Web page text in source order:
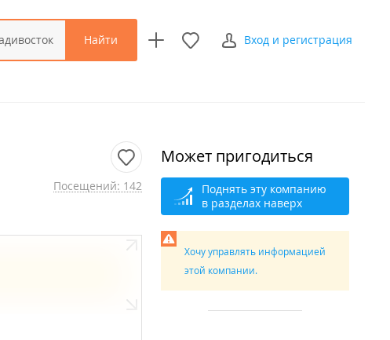
Найти Вход и регистрация
Посещений: 142
Может пригодиться
Поднять эту компанию
в разделах наверх
Хочу управлять информацией
этой компании.